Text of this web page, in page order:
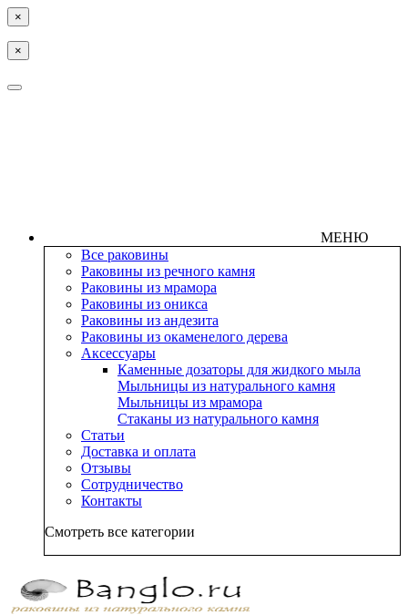
×
×
МЕНЮ
Все раковины
Раковины из речного камня
Раковины из мрамора
Раковины из оникса
Раковины из андезита
Раковины из окаменелого дерева
Аксессуары
Каменные дозаторы для жидкого мыла
Мыльницы из натурального камня
Мыльницы из мрамора
Стаканы из натурального камня
Статьи
Доставка и оплата
Отзывы
Сотрудничество
Контакты
Смотреть все категории